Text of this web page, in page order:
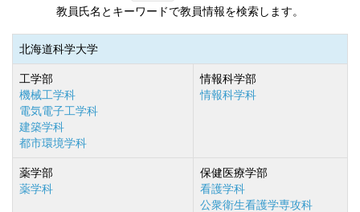
教員氏名とキーワードで教員情報を検索します。
北海道科学大学
工学部
機械工学科
電気電子工学科
建築学科
都市環境学科
情報科学部
情報科学科
薬学部
薬学科
保健医療学部
看護学科
公衆衛生看護学専攻科